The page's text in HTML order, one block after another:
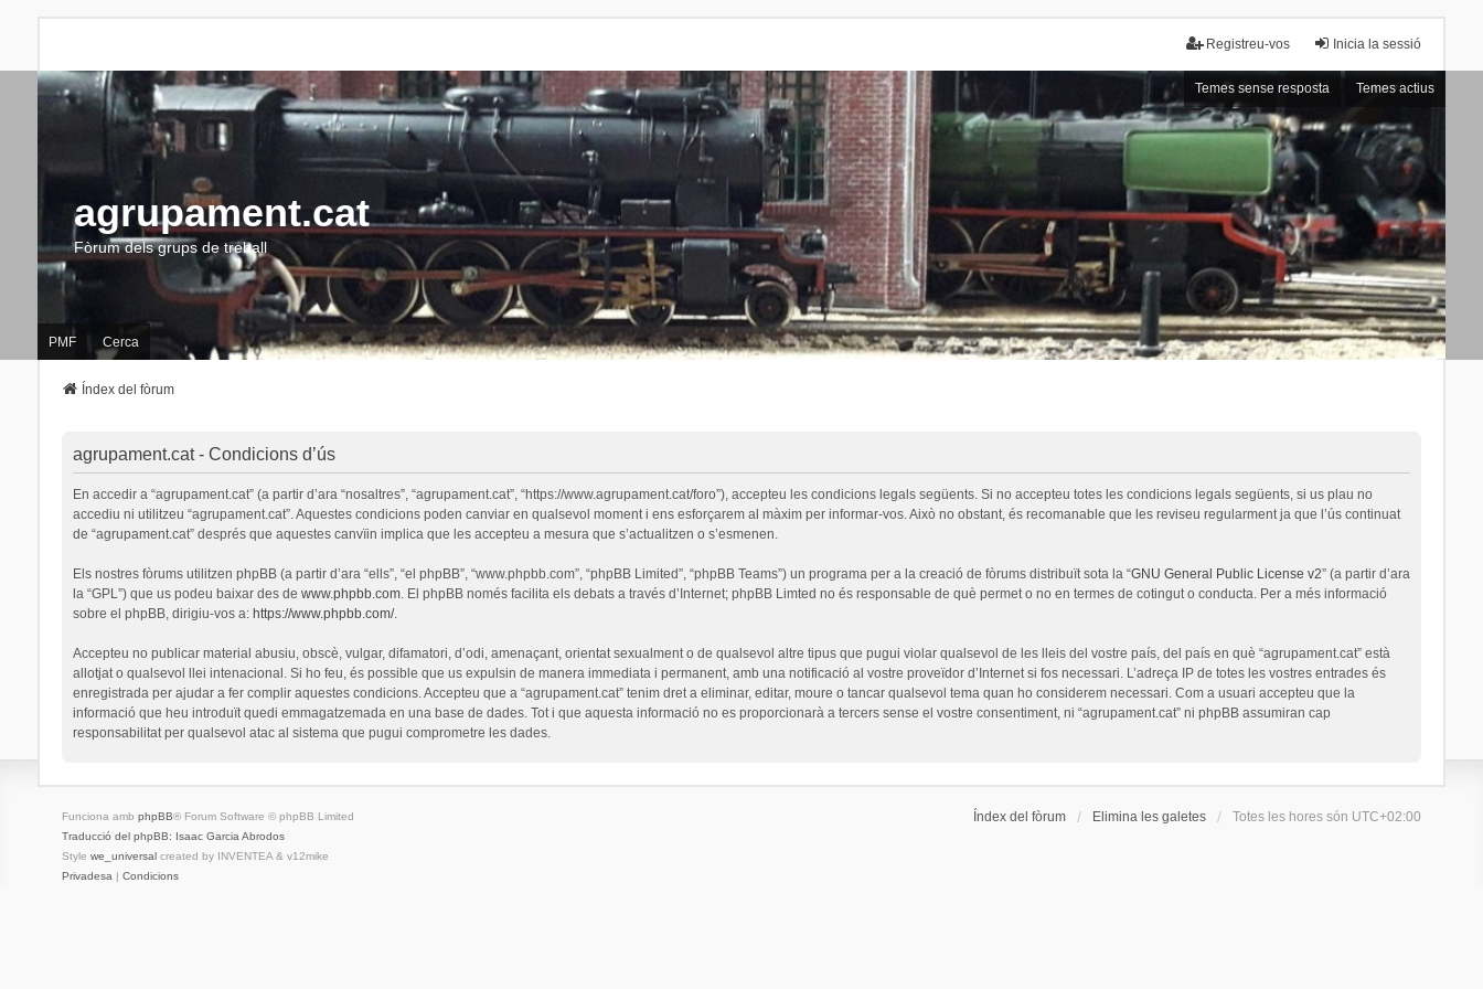
Inicia la sessió
Registreu-vos
Temes sense resposta Temes actius
agrupament.cat
Fòrum dels grups de treball
PMF Cerca
Índex del fòrum
agrupament.cat - Condicions d’ús
En accedir a “agrupament.cat” (a partir d’ara “nosaltres”, “agrupament.cat”, “https://www.agrupament.cat/foro”), accepteu les condicions legals següents. Si no accepteu totes les condicions legals següents, si us plau no
accediu ni utilitzeu “agrupament.cat”. Aquestes condicions poden canviar en qualsevol moment i ens esforçarem al màxim per informar-vos. Això no obstant, és recomanable que les reviseu regularment ja que l’ús continuat
de “agrupament.cat” després que aquestes canvïin implica que les accepteu a mesura que s’actualitzen o s’esmenen.
Els nostres fòrums utilitzen phpBB (a partir d’ara “ells”, “el phpBB”, “www.phpbb.com”, “phpBB Limited”, “phpBB Teams”) un programa per a la creació de fòrums distribuït sota la “GNU General Public License v2” (a partir d’ara
la “GPL”) que us podeu baixar des de www.phpbb.com. El phpBB només facilita els debats a través d’Internet; phpBB Limted no és responsable de què permet o no en termes de cotingut o conducta. Per a més informació
sobre el phpBB, dirigiu-vos a: https://www.phpbb.com/.
Accepteu no publicar material abusiu, obscè, vulgar, difamatori, d’odi, amenaçant, orientat sexualment o de qualsevol altre tipus que pugui violar qualsevol de les lleis del vostre país, del país en què “agrupament.cat” està
allotjat o qualsevol llei intenacional. Si ho feu, és possible que us expulsin de manera immediata i permanent, amb una notificació al vostre proveïdor d’Internet si fos necessari. L’adreça IP de totes les vostres entrades és
enregistrada per ajudar a fer complir aquestes condicions. Accepteu que a “agrupament.cat” tenim dret a eliminar, editar, moure o tancar qualsevol tema quan ho considerem necessari. Com a usuari accepteu que la
informació que heu introduït quedi emmagatzemada en una base de dades. Tot i que aquesta informació no es proporcionarà a tercers sense el vostre consentiment, ni “agrupament.cat” ni phpBB assumiran cap
responsabilitat per qualsevol atac al sistema que pugui comprometre les dades.
Índex del fòrum Elimina les galetes Totes les hores són UTC+02:00
Funciona amb phpBB® Forum Software © phpBB Limited
Traducció del phpBB: Isaac Garcia Abrodos
Style we_universalcreated by INVENTEA & v12mike
Privadesa | Condicions